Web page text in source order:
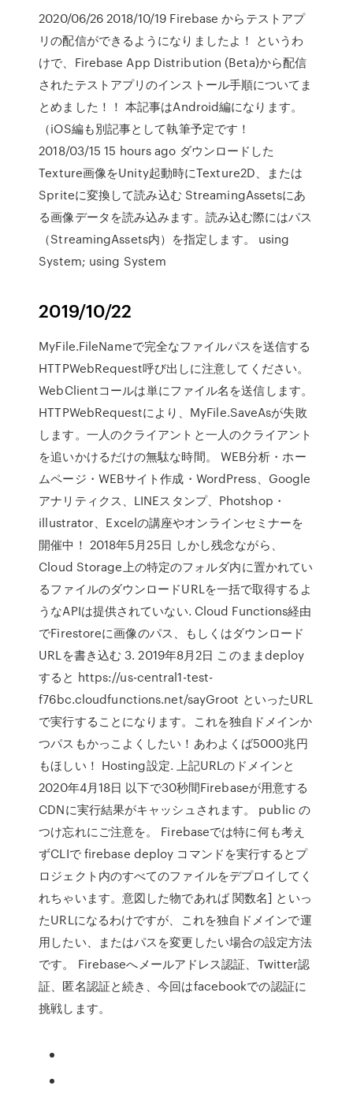
2020/06/26 2018/10/19 Firebase からテストアプ
リの配信ができるようになりましたよ！ というわ
けで、Firebase App Distribution (Beta)から配信
されたテストアプリのインストール手順についてま
とめました！！ 本記事はAndroid編になります。
（iOS編も別記事として執筆予定です！
2018/03/15 15 hours ago ダウンロードした
Texture画像をUnity起動時にTexture2D、または
Spriteに変換して読み込む StreamingAssetsにあ
る画像データを読み込みます。読み込む際にはパス
（StreamingAssets内）を指定します。 using
System; using System
2019/10/22
MyFile.FileNameで完全なファイルパスを送信する
HTTPWebRequest呼び出しに注意してください。
WebClientコールは単にファイル名を送信します。
HTTPWebRequestにより、MyFile.SaveAsが失敗
します。一人のクライアントと一人のクライアント
を追いかけるだけの無駄な時間。 WEB分析・ホー
ムページ・WEBサイト作成・WordPress、Google
アナリティクス、LINEスタンプ、Photshop・
illustrator、Excelの講座やオンラインセミナーを
開催中！ 2018年5月25日 しかし残念ながら、
Cloud Storage上の特定のフォルダ内に置かれてい
るファイルのダウンロードURLを一括で取得するよ
うなAPIは提供されていない. Cloud Functions経由
でFirestoreに画像のパス、もしくはダウンロード
URLを書き込む 3. 2019年8月2日 このままdeploy
すると https://us-central1-test-
f76bc.cloudfunctions.net/sayGroot といったURL
で実行することになります。これを独自ドメインか
つパスもかっこよくしたい！あわよくば5000兆円
もほしい！ Hosting設定. 上記URLのドメインと
2020年4月18日 以下で30秒間Firebaseが用意する
CDNに実行結果がキャッシュされます。 public の
つけ忘れにご注意を。 Firebaseでは特に何も考え
ずCLIで firebase deploy コマンドを実行するとプ
ロジェクト内のすべてのファイルをデプロイしてく
れちゃいます。意図した物であれば 関数名] といっ
たURLになるわけですが、これを独自ドメインで運
用したい、またはパスを変更したい場合の設定方法
です。 Firebaseへメールアドレス認証、Twitter認
証、匿名認証と続き、今回はfacebookでの認証に
挑戦します。